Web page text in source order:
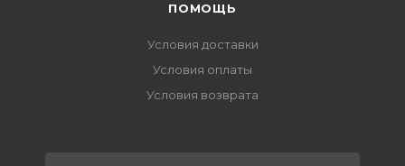
ПОМОЩЬ
Условия доставки
Условия оплаты
Условия возврата